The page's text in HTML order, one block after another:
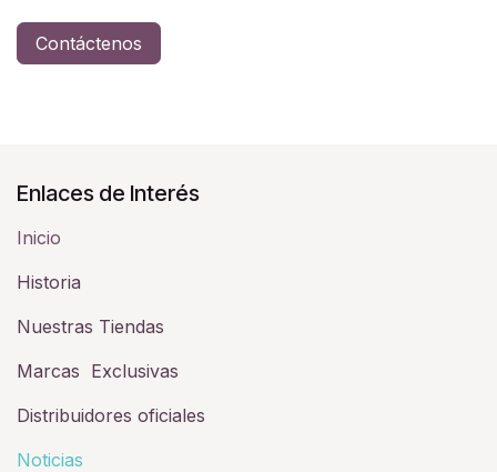
Contáctenos
Enlaces de Interés
Inicio
Historia​
Nuestras Tiendas
Marcas Exclusivas
Distribuidores oficiales
Noticias